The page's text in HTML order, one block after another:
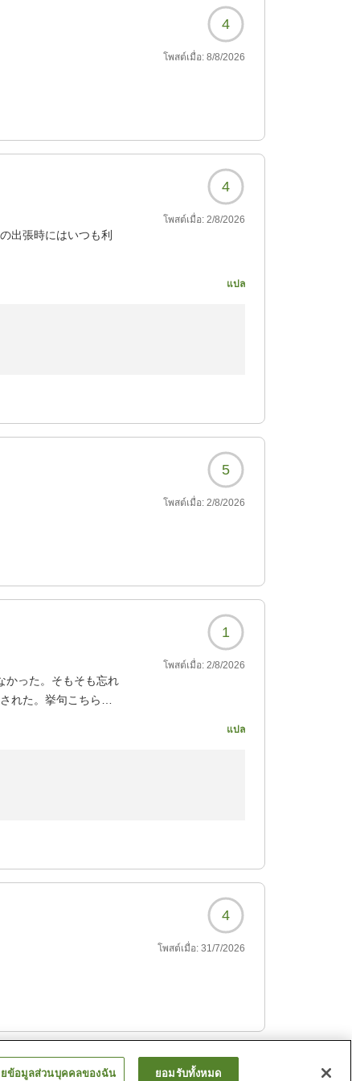
4
โพสต์เมื่อ: 8/8/2026
4
出張時にはいつも利
โพสต์เมื่อ: 2/8/2026
แปล
ましたこと、重ねて御礼申し上げます。
、さらなるサービスの向上に努めてまいり
5
โพสต์เมื่อ: 2/8/2026
1
かった。そもそも忘れ
れた。挙句こちらか
い加減だった。
โพสต์เมื่อ: 2/8/2026
แปล
ねてお礼申し上げます。
ご連絡は行っておりませんが、お客様から
よう手配をさせていただいておりました。
徹底されておらず、ご不信を与える結果と
ざいます。今回いただきました内容を重く
4
โพสต์เมื่อ: 31/7/2026
… 64
ข้อมูลส่วนบุคคลของฉัน ยอมรับทั้งหมด